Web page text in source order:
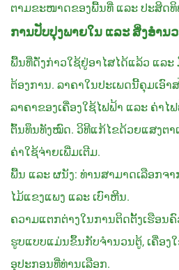
ຕາມຂະໜາດຂອງພື້ນທີ່ ແລະ ປະສິດທິ
ການປັບປຸງພາຍໃນ ແລະ ສິ່ງອຳນ
ພື້ນທີ່ດັ່ງກ່າວໃຊ້ຢູ່ອາໄສໄດ້ແລ້ວ ແລ
ຕ້ອງການ. ລາຄາໃນປະເພດນີ້ຄຸມເອົ
ລາຄາຂອງເຄື່ອງໃຊ້ໄຟຟ້າ ແລະ ຄ່າ
ຕົ້ນທຶນທັງໝົດ. ວິທີແກ້ໄຂດ້ວຍແສງຕາ
ຄ່າໃຊ້ຈ່າຍເພີ່ມເຕີມ.
ພື້ນ ແລະ ຜນັງ: ທ່ານສາມາດເລືອກຈ
ໄມ້ແຂງແພງ ແລະ ເບົາຫີນ.
ຄວາມແຕກຕ່າງໃນການຕິດຕັ້ງເຮືອນ
ຮູບແບບແມ່ນຂຶ້ນກັບຈຳນວນຕູ້, ເຄື່ອງ
ອຸປະກອນທີ່ທ່ານເລືອກ.